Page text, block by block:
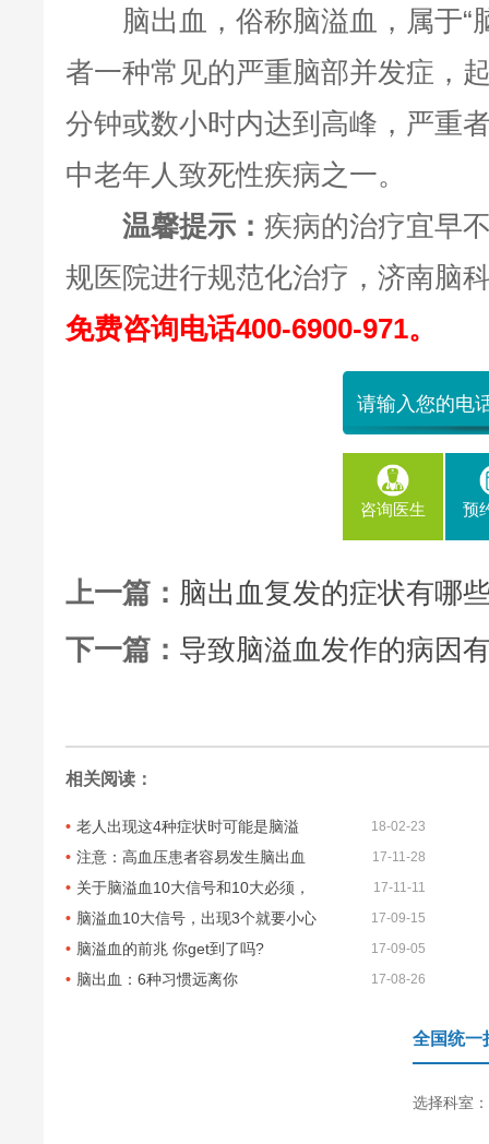
脑出血，俗称脑溢血，属于“
者一种常见的严重脑部并发症，
分钟或数小时内达到高峰，严重
中老年人致死性疾病之一。
温馨提示： 疾病的治疗宜早
规医院进行规范化治疗，济南脑
免费咨询电话400-6900-971。
咨询医生 预
上一篇： 脑出血复发的症状有哪
下一篇： 导致脑溢血发作的病因
相关阅读：
老人出现这4种症状时可能是脑溢 18-02-23
注意：高血压患者容易发生脑出血 17-11-28
关于脑溢血10大信号和10大必须， 17-11-11
脑溢血10大信号，出现3个就要小心 17-09-15
脑溢血的前兆 你get到了吗? 17-09-05
脑出血：6种习惯远离你 17-08-26
全国统一
选择科室：